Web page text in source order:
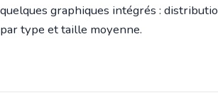
quelques graphiques intégrés :
par type et taille moyenne.